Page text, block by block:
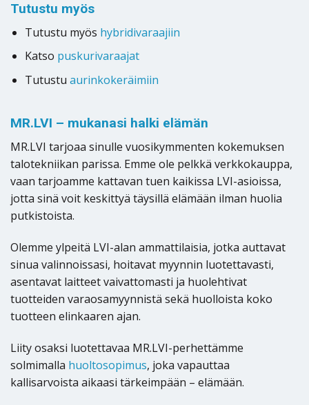
Tutustu myös
Tutustu myös hybridivaraajiin
Katso puskurivaraajat
Tutustu aurinkokeräimiin
MR.LVI – mukanasi halki elämän
MR.LVI tarjoaa sinulle vuosikymmenten kokemuksen
talotekniikan parissa. Emme ole pelkkä verkkokauppa,
vaan tarjoamme kattavan tuen kaikissa LVI-asioissa,
jotta sinä voit keskittyä täysillä elämään ilman huolia
putkistoista.
Olemme ylpeitä LVI-alan ammattilaisia, jotka auttavat
sinua valinnoissasi, hoitavat myynnin luotettavasti,
asentavat laitteet vaivattomasti ja huolehtivat
tuotteiden varaosamyynnistä sekä huolloista koko
tuotteen elinkaaren ajan.
Liity osaksi luotettavaa MR.LVI-perhettämme
solmimalla huoltosopimus, joka vapauttaa
kallisarvoista aikaasi tärkeimpään – elämään.